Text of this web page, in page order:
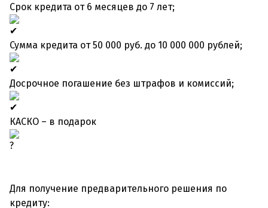
Срок кредита от 6 месяцев до 7 лет;
Сумма кредита от 50 000 руб. до 10 000 000 рублей;
Досрочное погашение без штрафов и комиссий;
КАСКО – в подарок
Для получение предварительного решения по
кредиту: